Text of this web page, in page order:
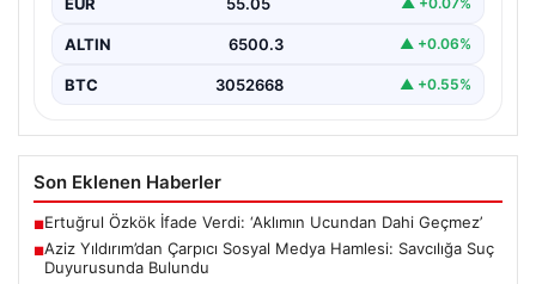
ve…
ALTIN 6500.3 ▲ +0.06%
BTC 3052668 ▲ +0.55%
Son Eklenen Haberler
■Ertuğrul Özkök İfade Verdi: ‘Aklımın Ucundan Dahi Geçmez’
■Aziz Yıldırım’dan Çarpıcı Sosyal Medya Hamlesi: Savcılığa Suç
Duyurusunda Bulundu